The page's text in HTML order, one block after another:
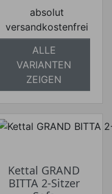
absolut
versandkostenfrei
ALLE
VARIANTEN
ZEIGEN
Kettal GRAND
BITTA 2-Sitzer